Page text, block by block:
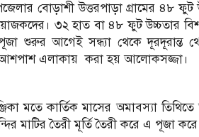
বোড়াশী উত্তরপাড়া গ্রামের ৪৮ ফুট
৩২ হাত বা ৪৮ ফুট উচ্চতার
শুরুর আগেই সন্ধ্যা থেকে দূরদূরান্ত
আশপাশ এলাকায় করা হয় আলোকসজ্জা।
মতে কার্তিক মাসের অমাবস্যা তিথিতে
মাটির তৈরী মূর্তি তৈরী করে এ পূজা